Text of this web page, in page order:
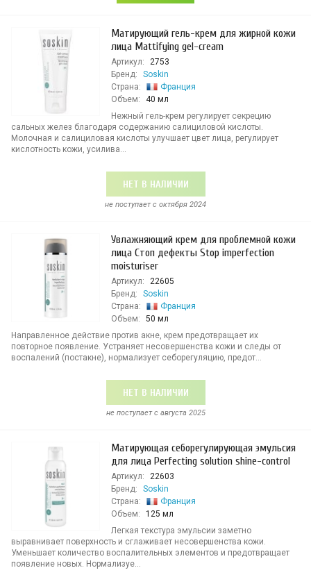
Матирующий гель-крем для жирной кожи
лица Mattifying gel-cream
Артикул:
2753
Бренд:
Soskin
Страна:
Франция
Объем:
40 мл
Нежный гель-крем регулирует секрецию
сальных желез благодаря содержанию салициловой кислоты.
Молочная и салициловая кислоты улучшает цвет лица, регулирует
кислотность кожи, усилива...
НЕТ В НАЛИЧИИ
не поступает c октября 2024
Увлажняющий крем для проблемной кожи
лица Стоп дефекты Stop imperfection
moisturiser
Артикул:
22605
Бренд:
Soskin
Страна:
Франция
Объем:
50 мл
Направленное действие против акне, крем предотвращает их
повторное появление. Устраняет несовершенства кожи и следы от
воспалений (постакне), нормализует себорегуляцию, предот...
НЕТ В НАЛИЧИИ
не поступает c августа 2025
Матирующая себорегулирующая эмульсия
для лица Perfecting solution shine-control
Артикул:
22603
Бренд:
Soskin
Страна:
Франция
Объем:
125 мл
Легкая текстура эмульсии заметно
выравнивает поверхность и сглаживает несовершенства кожи.
Уменьшает количество воспалительных элементов и предотвращает
появление новых. Нормализуе...